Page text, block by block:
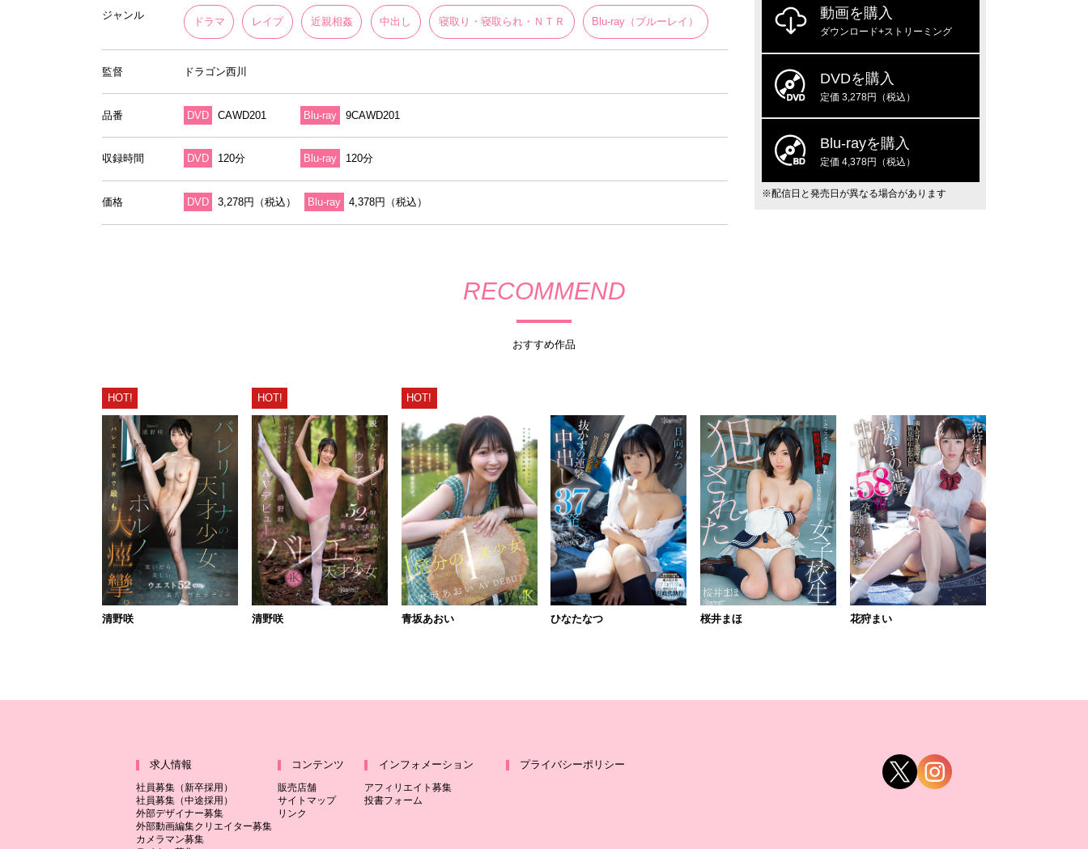
ジャンル
ドラマ レイプ 近親相姦 中出し 寝取り・寝取られ・ＮＴＲ Blu-ray（ブルーレイ）
監督 ドラゴン西川
品番 DVD CAWD201 Blu-ray 9CAWD201
収録時間 DVD 120分 Blu-ray 120分
価格 DVD 3,278円（税込） Blu-ray 4,378円（税込）
動画を購入
ダウンロード+ストリーミング
DVDを購入
定価 3,278円（税込）
Blu-rayを購入
定価 4,378円（税込）
※配信日と発売日が異なる場合があります
RECOMMEND
おすすめ作品
HOT!
清野咲
HOT!
清野咲
HOT!
青坂あおい ひなたなつ 桜井まほ 花狩まい
求人情報
社員募集（新卒採用）
社員募集（中途採用）
外部デザイナー募集
外部動画編集クリエイター募集
カメラマン募集
コンテンツ
販売店舗
サイトマップ
リンク
インフォメーション
アフィリエイト募集
投書フォーム
プライバシーポリシー